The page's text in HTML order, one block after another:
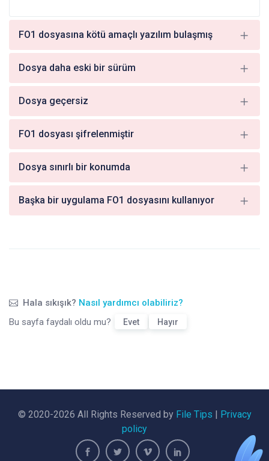
FO1 dosyasına kötü amaçlı yazılım bulaşmış
Dosya daha eski bir sürüm
Dosya geçersiz
FO1 dosyası şifrelenmiştir
Dosya sınırlı bir konumda
Başka bir uygulama FO1 dosyasını kullanıyor
Hala sıkışık? Nasıl yardımcı olabiliriz?
Bu sayfa faydalı oldu mu?
Evet Hayır
© 2020-2026 All Rights Reserved by File Tips | Privacy
policy